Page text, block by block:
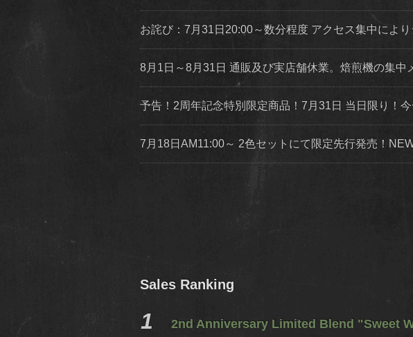
お詫び：7月31日20:00～数分程度 アクセス集中によ
8月1日～8月31日 通販及び実店舗休業。焙煎機の集中
予告！2周年記念特別限定商品！7月31日 当日限り
7月18日AM11:00～ 2色セットにて限定先行発売！
Sales Ranking
2nd Anniversary Limited Blend "Sweet